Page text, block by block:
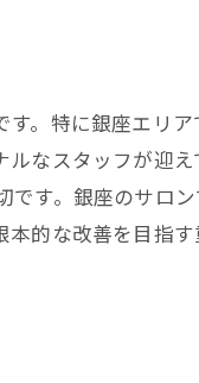
い特別な体験
る縮毛矯正
新の髪質改善技術
感じる
ロンが提供する新
術メニュー
。特に銀座エリ
なスタッフが迎
す。銀座のサロ
的な改善を目指